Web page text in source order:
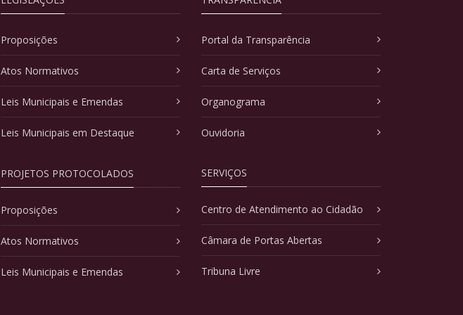
Proposições
Atos Normativos
Leis Municipais e Emendas
Leis Municipais em Destaque
PROJETOS PROTOCOLADOS
Proposições
Atos Normativos
Leis Municipais e Emendas
Portal da Transparência
Carta de Serviços
Organograma
Ouvidoria
SERVIÇOS
Centro de Atendimento ao Cidadão
Câmara de Portas Abertas
Tribuna Livre